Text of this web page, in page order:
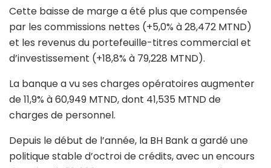
Cette baisse de marge a été plus que compensée
par les commissions nettes (+5,0% à 28,472 MTND)
et les revenus du portefeuille-titres commercial et
d’investissement (+18,8% à 79,228 MTND).
La banque a vu ses charges opératoires augmenter
de 11,9% à 60,949 MTND, dont 41,535 MTND de
charges de personnel.
Depuis le début de l’année, la BH Bank a gardé une
politique stable d’octroi de crédits, avec un encours